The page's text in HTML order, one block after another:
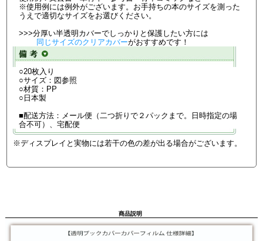
※使用例には例外がございます。お手持ちの本のサイズを測った
うえで適切なサイズをお選びください。
>>>分厚い半透明カバーでしっかりと保護したい方には
同じサイズのクリアカバーがおすすめです！
○20枚入り
○サイズ：図参照
○材質：PP
○日本製
■配送方法：メール便（二つ折りで２パックまで。日時指定の場
合不可）、宅配便
※ディスプレイと実物には若干の色の差が出る場合がございます。
商品説明